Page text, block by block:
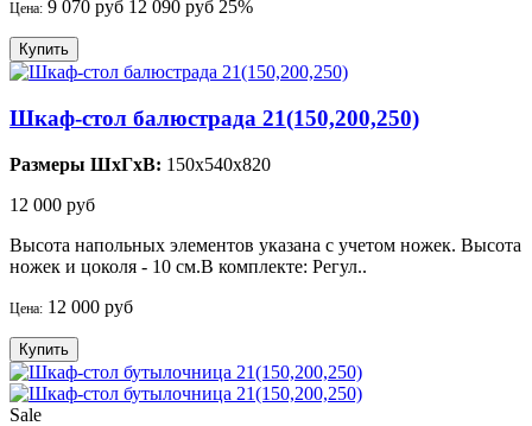
Цена: 9 070 руб 12 090 руб 25%
Купить
Шкаф-стол балюстрада 21(150,200,250)
Размеры ШхГхВ: 150x540x820
12 000 руб
Высота напольных элементов указана с учетом ножек. Высота
ножек и цоколя - 10 см.В комплекте: Регул..
Цена: 12 000 руб
Купить
Sale